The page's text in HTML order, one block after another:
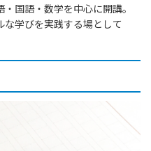
国語・数学を中心に開講。
学びを実践する場として